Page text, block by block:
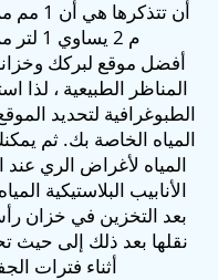
م 2 يساوي 1 لتر من الماء.
أفضل موقع لبركك
المناظر الطبيعية ، لذا
الطبوغرافية لتحديد
المياه الخاصة بك. ثم
المياه لأغراض الري عند
الأنابيب البلاستيكية
بعد التخزين في خزان
نقلها بعد ذلك إلى حيث
أثناء فترات